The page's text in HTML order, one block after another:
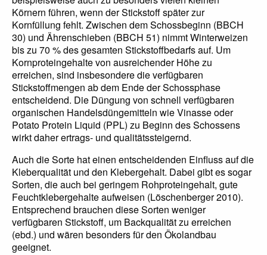
Körnern führen, wenn der Stickstoff später zur
Kornfüllung fehlt. Zwischen dem Schossbeginn (BBCH
30) und Ährenschieben (BBCH 51) nimmt Winterweizen
bis zu 70 % des gesamten Stickstoffbedarfs auf. Um
Kornproteingehalte von ausreichender Höhe zu
erreichen, sind insbesondere die verfügbaren
Stickstoffmengen ab dem Ende der Schossphase
entscheidend. Die Düngung von schnell verfügbaren
organischen Handelsdüngemitteln wie Vinasse oder
Potato Protein Liquid (PPL) zu Beginn des Schossens
wirkt daher ertrags- und qualitätssteigernd.
Auch die Sorte hat einen entscheidenden Einfluss auf die
Kleberqualität und den Klebergehalt. Dabei gibt es sogar
Sorten, die auch bei geringem Rohproteingehalt, gute
Feuchtklebergehalte aufweisen (Löschenberger 2010).
Entsprechend brauchen diese Sorten weniger
verfügbaren Stickstoff, um Backqualität zu erreichen
(ebd.) und wären besonders für den Ökolandbau
geeignet.